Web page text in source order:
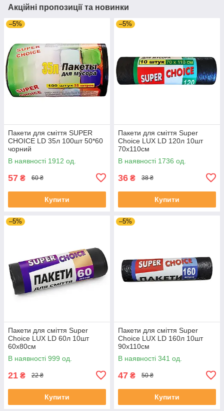
Акційні пропозиції та новинки
–5%
Пакети для сміття SUPER
CHOICE LD 35л 100шт 50*60
чорний
В наявності 1912 од.
57 ₴ 60 ₴
Купити
–5%
Пакети для сміття Super
Choice LUX LD 120л 10шт
70х110см
В наявності 1736 од.
36 ₴ 38 ₴
Купити
–5%
Пакети для сміття Super
Choice LUX LD 60л 10шт
60х80см
В наявності 999 од.
21 ₴ 22 ₴
Купити
–5%
Пакети для сміття Super
Choice LUX LD 160л 10шт
90х110см
В наявності 341 од.
47 ₴ 50 ₴
Купити